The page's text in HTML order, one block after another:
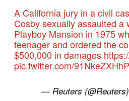
A California jury in a civil
Cosby sexually assaulted a
Playboy Mansion in 1975
teenager and ordered the
$500,000 in damages
pic.twitter.com/91NkeZXHhP
— Reuters (@Reuters)